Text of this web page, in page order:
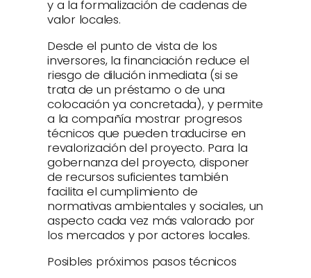
y a la formalización de cadenas de
valor locales.
Desde el punto de vista de los
inversores, la financiación reduce el
riesgo de dilución inmediata (si se
trata de un préstamo o de una
colocación ya concretada), y permite
a la compañía mostrar progresos
técnicos que pueden traducirse en
revalorización del proyecto. Para la
gobernanza del proyecto, disponer
de recursos suficientes también
facilita el cumplimiento de
normativas ambientales y sociales, un
aspecto cada vez más valorado por
los mercados y por actores locales.
Posibles próximos pasos técnicos